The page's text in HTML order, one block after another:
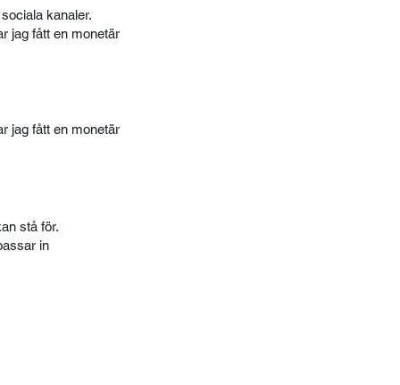
kanaler.
jag fått en monetär
jag fått en monetär
stå för.
in